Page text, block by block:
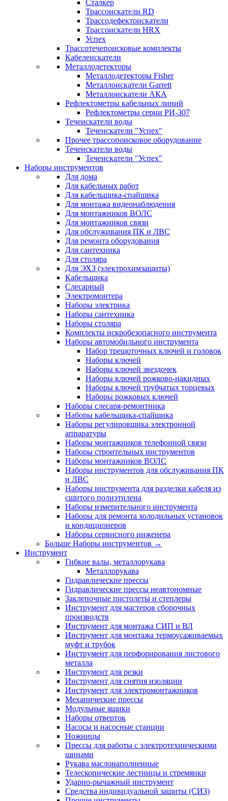
Сталкер
Трасcоискатели RD
Трассодефектоискатели
Трассоискатели HRX
Успех
Трассотечепоисковые комплекты
Кабелеискатели
Металлодетекторы
Металлодетекторы Fisher
Металлоискатели Garrett
Металлоискатели АКА
Рефлектометры кабельных линий
Рефлектометры серии РИ-307
Течеискатели воды
Течеискатели "Успех"
Прочее трассопоисковое оборудование
Течеискатели воды
Течеискатели "Успех"
Наборы инструментов
Для дома
Для кабельных работ
Для кабельщика-спайщика
Для монтажа видеонаблюдения
Для монтажников ВОЛС
Для монтажников связи
Для обслуживания ПК и ЛВС
Для ремонта оборудования
Для сантехника
Для столяра
Для ЭХЗ (электрохимзащиты)
Кабельщика
Слесарный
Электромонтера
Наборы электрика
Наборы сантехника
Наборы столяра
Комплекты искробезопасного инструмента
Наборы автомобильного инструмента
Набор трещоточных ключей и головок
Наборы ключей
Наборы ключей звездочек
Наборы ключей рожково-накидных
Наборы ключей трубчатых торцевых
Наборы рожковых ключей
Наборы слесаря-ремонтника
Наборы кабельщика-спайщика
Наборы регулировщика электронной
аппаратуры
Наборы монтажников телефонной связи
Наборы строительных инструментов
Наборы монтажников ВОЛС
Наборы инструментов для обслуживания ПК
и ЛВС
Наборы инструмента для разделки кабеля из
сшитого полиэтилена
Наборы измерительного инструмента
Наборы для ремонта холодильных установок
и кондиционеров
Наборы сервисного инженера
Больше Наборы инструментов →
Инструмент
Гибкие валы, металлорукава
Металлорукава
Гидравлические прессы
Гидравлические прессы неавтономные
Заклепочные пистолеты и степлеры
Инструмент для мастеров сборочных
производств
Инструмент для монтажа СИП и ВЛ
Инструмент для монтажа термоусаживаемых
муфт и трубок
Инструмент для перфорирования листового
металла
Инструмент для резки
Инструмент для снятия изоляции
Инструмент для электромонтажников
Механические прессы
Модульные ящики
Наборы отверток
Насосы и насосные станции
Ножницы
Прессы для работы с электротехническими
шинами
Рукава маслонаполненные
Телескопические лестницы и стремянки
Ударно-рычажный инструмент
Средства индивидуальной защиты (СИЗ)